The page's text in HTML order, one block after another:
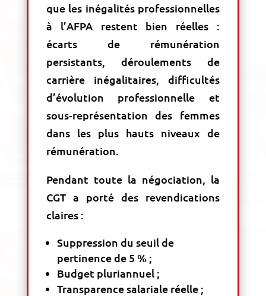
que les inégalités professionnelles
à l’AFPA restent bien réelles :
écarts de rémunération
persistants, déroulements de
carrière inégalitaires, difficultés
d’évolution professionnelle et
sous-représentation des femmes
dans les plus hauts niveaux de
rémunération.
Pendant toute la négociation, la
CGT a porté des revendications
claires :
Suppression du seuil de
pertinence de 5 % ;
Budget pluriannuel ;
Transparence salariale réelle ;